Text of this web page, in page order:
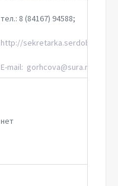
тел.: 8 (84167) 94588;
http://
E-mail: gorhcova@sura.ru
нет